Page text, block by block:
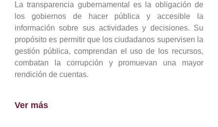
La transparencia gubernamental es la obligación de
los gobiernos de hacer pública y accesible la
información sobre sus actividades y decisiones. Su
propósito es permitir que los ciudadanos supervisen la
gestión pública, comprendan el uso de los recursos,
combatan la corrupción y promuevan una mayor
rendición de cuentas.
Ver más